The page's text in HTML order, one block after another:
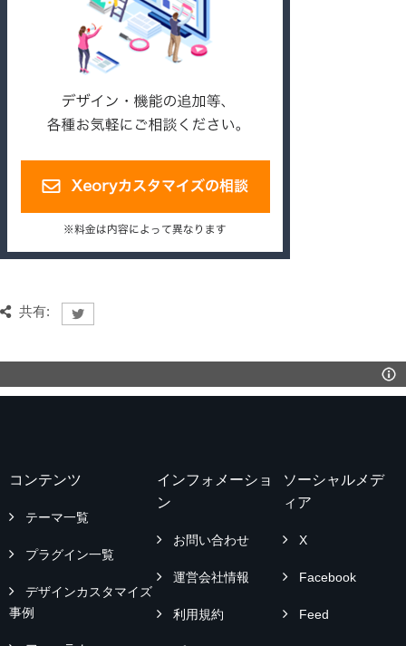
共有:
コンテンツ
テーマ一覧
プラグイン一覧
デザインカスタマイズ
事例
インフォメーショ
ン
お問い合わせ
運営会社情報
利用規約
ソーシャルメデ
ィア
X
Facebook
Feed